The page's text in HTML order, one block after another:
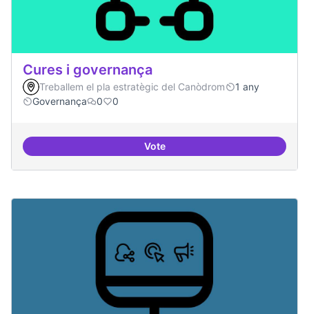
Cures i governança
Treballem el pla estratègic del Canòdrom
1 any
Governança
0 0
VoteCures i governança